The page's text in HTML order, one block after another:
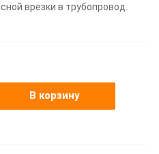
врезки в трубопровод.
В корзину